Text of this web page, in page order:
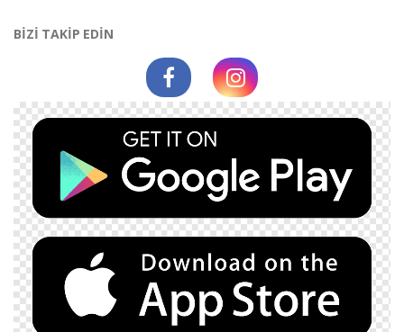
BİZİ TAKİP EDİN